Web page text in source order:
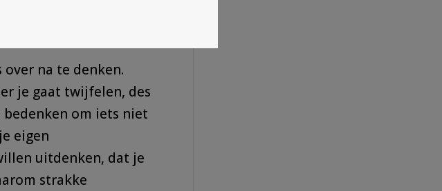
die factoren toe te
na te denken.
je gaat twijfelen, des
om iets niet
eigen
uitdenken, dat je
strakke